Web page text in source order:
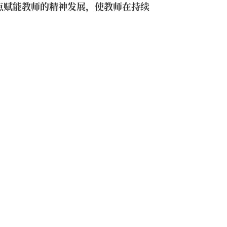
能教师的精神发展，使教师在持续